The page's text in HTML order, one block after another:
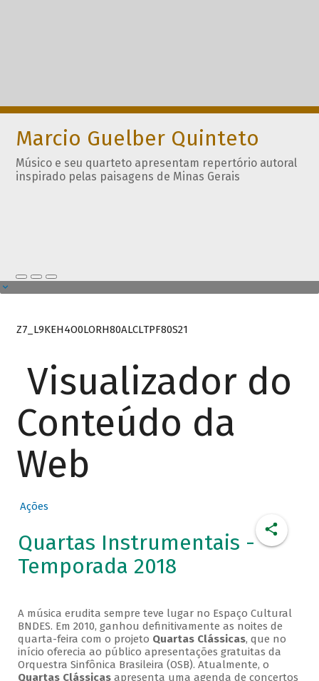
Marcio Guelber Quinteto
Músico e seu quarteto apresentam repertório autoral
inspirado pelas paisagens de Minas Gerais
Z7_L9KEH4O0LORH80ALCLTPF80S21
Visualizador do
Conteúdo da
Web
Ações
Quartas Instrumentais -
Temporada 2018
A música erudita sempre teve lugar no Espaço Cultural
BNDES. Em 2010, ganhou definitivamente as noites de
quarta-feira com o projeto Quartas Clássicas, que no
início oferecia ao público apresentações gratuitas da
Orquestra Sinfônica Brasileira (OSB). Atualmente, o
Quartas Clássicasapresenta uma agenda de concertos